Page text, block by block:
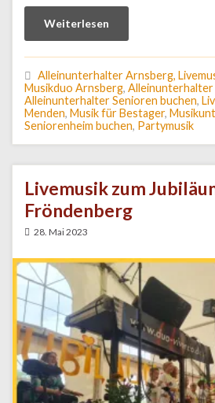
Weiterlesen
Alleinunterhalter Arnsberg,
Musikduo Arnsberg, Alleinunterhalter
Alleinunterhalter Senioren buchen,
Menden, Musik für Bestager,
Seniorenheim buchen, Partymusik
Livemusik zum
Fröndenberg
28. Mai 2023